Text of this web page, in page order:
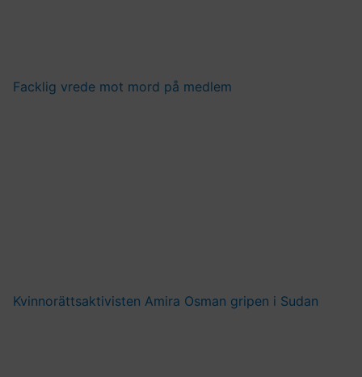
Facklig vrede mot mord på medlem
Kvinnorättsaktivisten Amira Osman gripen i Sudan